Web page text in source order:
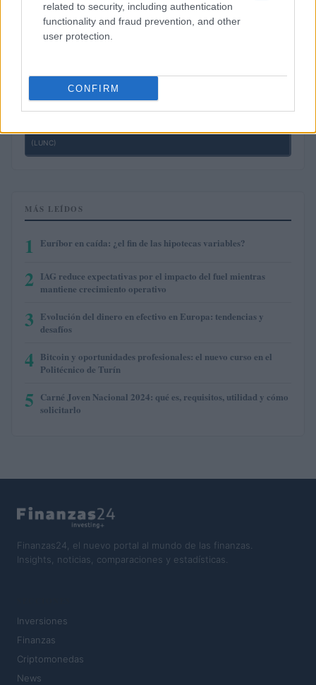
related to security, including authentication
functionality and fraud prevention, and other
user protection.
CONFIRM
Cardano
(LUNC)
MÁS LEÍDOS
1 Euríbor en caída: ¿el fin de las hipotecas variables?
2 IAG reduce expectativas por el impacto del fuel mientras
mantiene crecimiento operativo
3 Evolución del dinero en efectivo en Europa: tendencias y
desafíos
4 Bitcoin y oportunidades profesionales: el nuevo curso en el
Politécnico de Turín
5 Carné Joven Nacional 2024: qué es, requisitos, utilidad y cómo
solicitarlo
Finanzas24, el nuevo portal al mundo de las finanzas.
Insights, noticias, comparaciones y estadísticas.
Inversiones
Finanzas
Criptomonedas
News